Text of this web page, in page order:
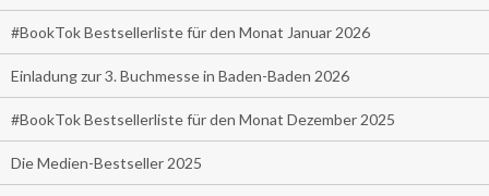
#BookTok Bestsellerliste für den Monat Januar 2026
Einladung zur 3. Buchmesse in Baden-Baden 2026
#BookTok Bestsellerliste für den Monat Dezember 2025
Die Medien-Bestseller 2025